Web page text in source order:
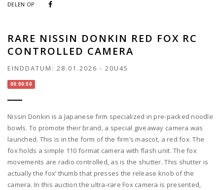
DELEN OP
RARE NISSIN DONKIN RED FOX RC
CONTROLLED CAMERA
EINDDATUM: 28.01.2026 - 20U45
00:00:00
Nissin Donkin is a Japanese firm specialized in pre-packed noodle
bowls. To promote their brand, a special giveaway camera was
launched. This is in the form of the firm’s mascot, a red fox. The
fox holds a simple 110 format camera with flash unit. The fox
movements are radio controlled, as is the shutter. This shutter is
actually the fox’ thumb that presses the release knob of the
camera. In this auction the ultra-rare Fox camera is presented,